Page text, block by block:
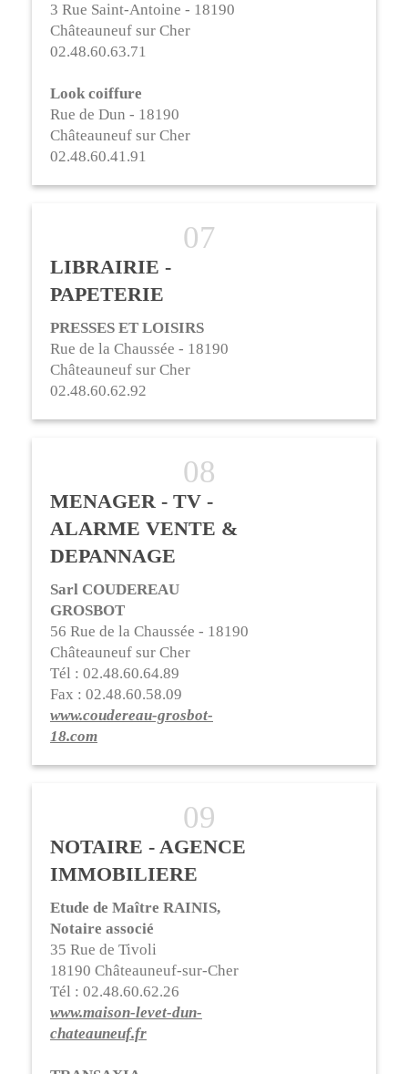
3 Rue Saint-Antoine - 18190
Châteauneuf sur Cher
02.48.60.63.71
Look coiffure
Rue de Dun - 18190
Châteauneuf sur Cher
02.48.60.41.91
LIBRAIRIE -
PAPETERIE
PRESSES ET LOISIRS
Rue de la Chaussée - 18190
Châteauneuf sur Cher
02.48.60.62.92
MENAGER - TV -
ALARME VENTE &
DEPANNAGE
Sarl COUDEREAU
GROSBOT
56 Rue de la Chaussée - 18190
Châteauneuf sur Cher
Tél : 02.48.60.64.89
Fax : 02.48.60.58.09
www.coudereau-grosbot-
18.com
NOTAIRE - AGENCE
IMMOBILIERE
Etude de Maître RAINIS,
Notaire associé
35 Rue de Tivoli
18190 Châteauneuf-sur-Cher
Tél : 02.48.60.62.26
www.maison-levet-dun-
chateauneuf.fr